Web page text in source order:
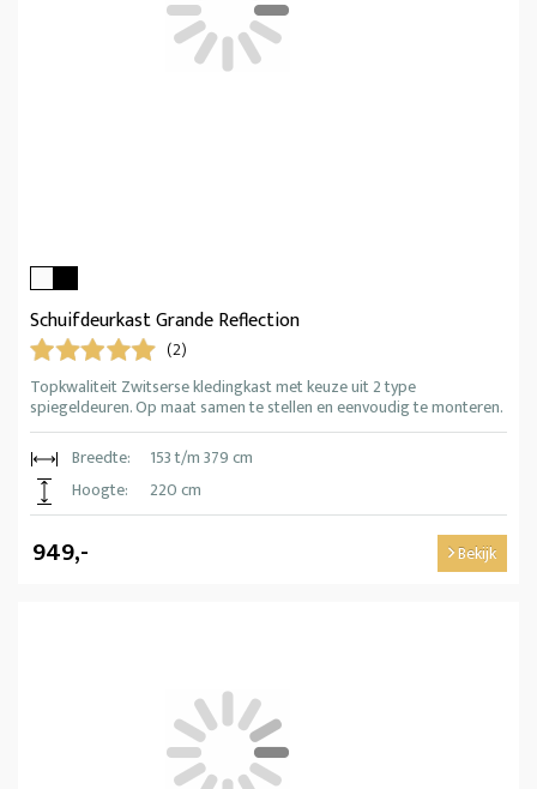
Schuifdeurkast Grande Reflection
(2)
Topkwaliteit Zwitserse kledingkast met keuze uit 2 type
spiegeldeuren. Op maat samen te stellen en eenvoudig te monteren.
Breedte:
153 t/m 379 cm
Hoogte:
220 cm
949,- Bekijk